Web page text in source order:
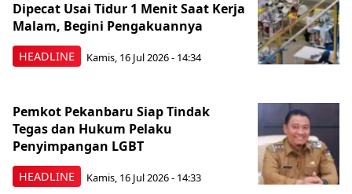
HEADLINE
Dipecat Usai Tidur 1 Menit Saat Kerja
Malam, Begini Pengakuannya
Kamis, 16 Jul 2026 - 14:34
HEADLINE
Pemkot Pekanbaru Siap Tindak
Tegas dan Hukum Pelaku
Penyimpangan LGBT
Kamis, 16 Jul 2026 - 14:33